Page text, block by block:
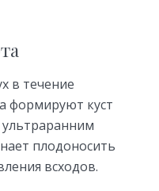
в течение
формируют куст
ультраранним
плодоносить
всходов.